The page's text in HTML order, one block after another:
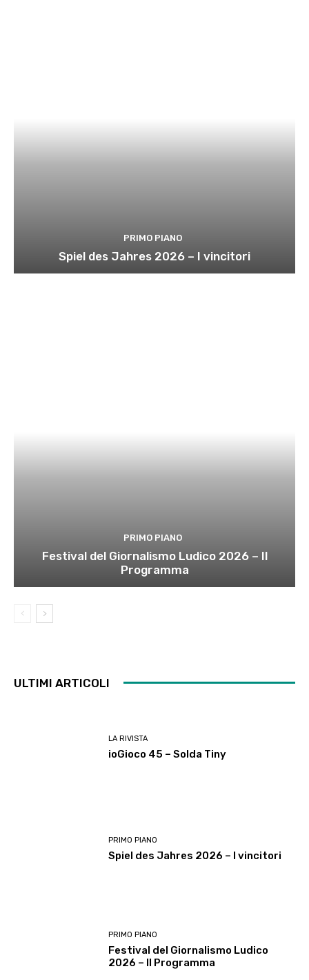
PRIMO PIANO
Spiel des Jahres 2026 – I vincitori
PRIMO PIANO
Festival del Giornalismo Ludico 2026 – Il
Programma
ULTIMI ARTICOLI
LA RIVISTA
ioGioco 45 – Solda Tiny
PRIMO PIANO
Spiel des Jahres 2026 – I vincitori
PRIMO PIANO
Festival del Giornalismo Ludico
2026 – Il Programma